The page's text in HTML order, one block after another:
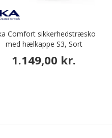
Comfort sikkerhedstræsko
med hælkappe S3, Sort
1.149,00 kr.